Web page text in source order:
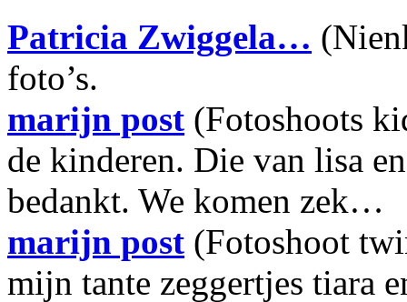
Patricia Zwiggela…
foto’s.
marijn post (Fotoshoots
de kinderen. Die van lisa
bedankt. We komen zek…
marijn post (Fotoshoot
mijn tante zeggertjes tiara